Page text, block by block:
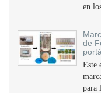
en
de
Este
para